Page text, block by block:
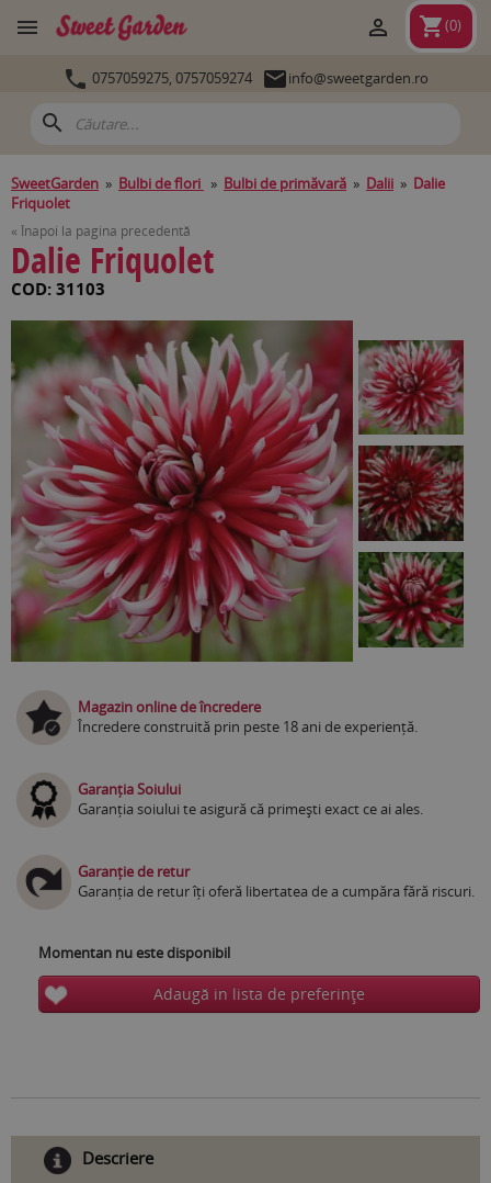
 shopping_cart(0)

 0757059275, 0757059274 info@sweetgarden.ro
search
SweetGarden » Bulbi de flori » Bulbi de primăvară » Dalii » Dalie
Friquolet
« Înapoi la pagina precedentă
Dalie Friquolet
COD: 31103
Magazin online de încredere
Încredere construită prin peste 18 ani de experiență.
Garanția Soiului
Garanția soiului te asigură că primești exact ce ai ales.
Garanție de retur
Garanția de retur îți oferă libertatea de a cumpăra fără riscuri.
Momentan nu este disponibil
Adaugă in lista de preferinţe
Descriere